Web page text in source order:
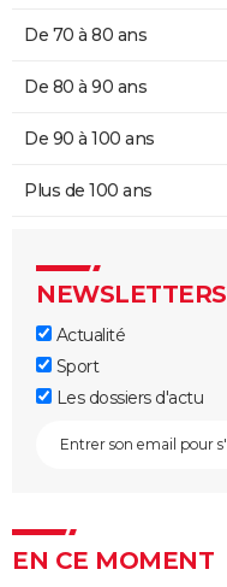
De 70 à 80 ans
De 80 à 90 ans
De 90 à 100 ans
Plus de 100 ans
NEWSLETTERS
Actualité
Sport
Les dossiers d'actu
EN CE MOMENT